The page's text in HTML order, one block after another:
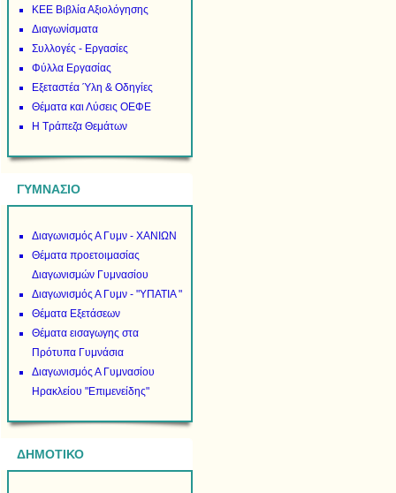
ΚΕΕ Βιβλία Αξιολόγησης
Διαγωνίσματα
Συλλογές - Εργασίες
Φύλλα Εργασίας
Εξεταστέα Ύλη & Οδηγίες
Θέματα και Λύσεις ΟΕΦΕ
Η Τράπεζα Θεμάτων
ΓΥΜΝΑΣΙΟ
Διαγωνισμός Α Γυμν - ΧΑΝΙΩΝ
Θέματα προετοιμασίας
Διαγωνισμών Γυμνασίου
Διαγωνισμός Α Γυμν - "ΥΠΑΤΙΑ "
Θέματα Εξετάσεων
Θέματα εισαγωγης στα
Πρότυπα Γυμνάσια
Διαγωνισμός Α Γυμνασίου
Ηρακλείου "Επιμενείδης"
ΔΗΜΟΤΙΚΟ